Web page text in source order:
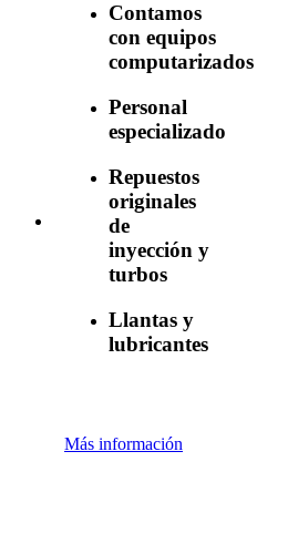
Contamos
con equipos
computarizados
Personal
especializado
Repuestos
originales
de
inyección y
turbos
Llantas y
lubricantes
Más información